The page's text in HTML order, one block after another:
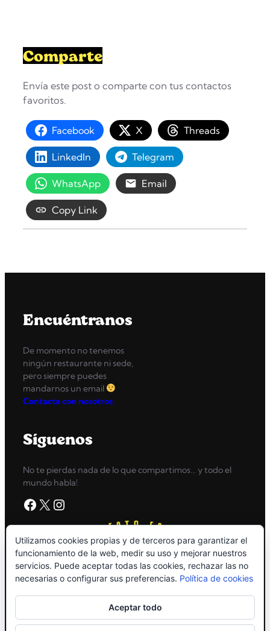
Comparte
Envía este post o comparte con tus contactos
favoritos.
Facebook X Threads
LinkedIn Telegram
WhatsApp Email
Copy Link
Encuéntranos
De momento no tenemos
ningún restaurante ni sede,
pero siempre puedes
mandarnos un email
Contacta con nosotros
Síguenos
No te pierdas nada de lo que compartimos… y todo el
mundo habla!
Facebook X Instagram
Utilizamos cookies propias y de terceros para garantizar el
funcionamiento de la web, medir su uso y mejorar nuestros
servicios. Puede aceptar todas las cookies, rechazar las no
necesarias o configurar sus preferencias. Política de cookies
Aceptar todo